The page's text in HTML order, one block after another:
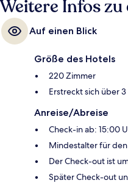
Weitere Infos
Auf einen Blick
Größe des Hotels
220 Zimmer
Erstreckt sich über
Anreise/Abreise
Check-in ab: 15:00
Mindestalter für
Der Check-out ist
Später Check-out